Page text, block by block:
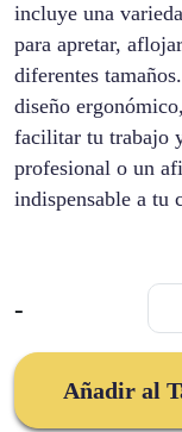
incluye una
para apretar,
diferentes
diseño
facilitar tu trabajo
profesional o un
indispensable a tu
-
Añadir al